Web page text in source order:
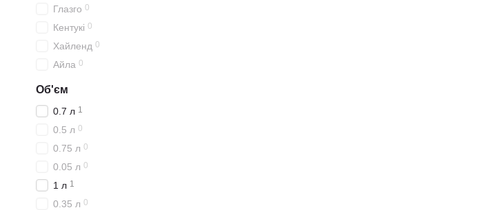
Глазго 0
Кентукі 0
Хайленд 0
Айла 0
Об'єм
0.7 л 1
0.5 л 0
0.75 л 0
0.05 л 0
1 л 1
0.35 л 0